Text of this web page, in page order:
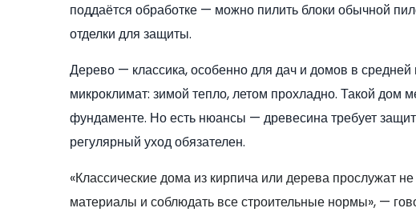
поддаётся обработке — можно пилить блоки обычной
отделки для защиты.
Дерево — классика, особенно для дач и домов в
микроклимат: зимой тепло, летом прохладно. Такой дом
фундаменте. Но есть нюансы — древесина требует
регулярный уход обязателен.
«Классические дома из кирпича или дерева прослужат
материалы и соблюдать все строительные нормы», —